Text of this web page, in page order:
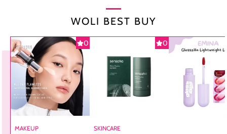
WOLI BEST BUY
0
MAKEUP
0
SKINCARE